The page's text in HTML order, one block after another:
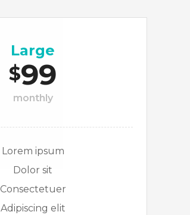
Large
$99
monthly
Lorem ipsum
Dolor sit
Consectetuer
Adipiscing elit